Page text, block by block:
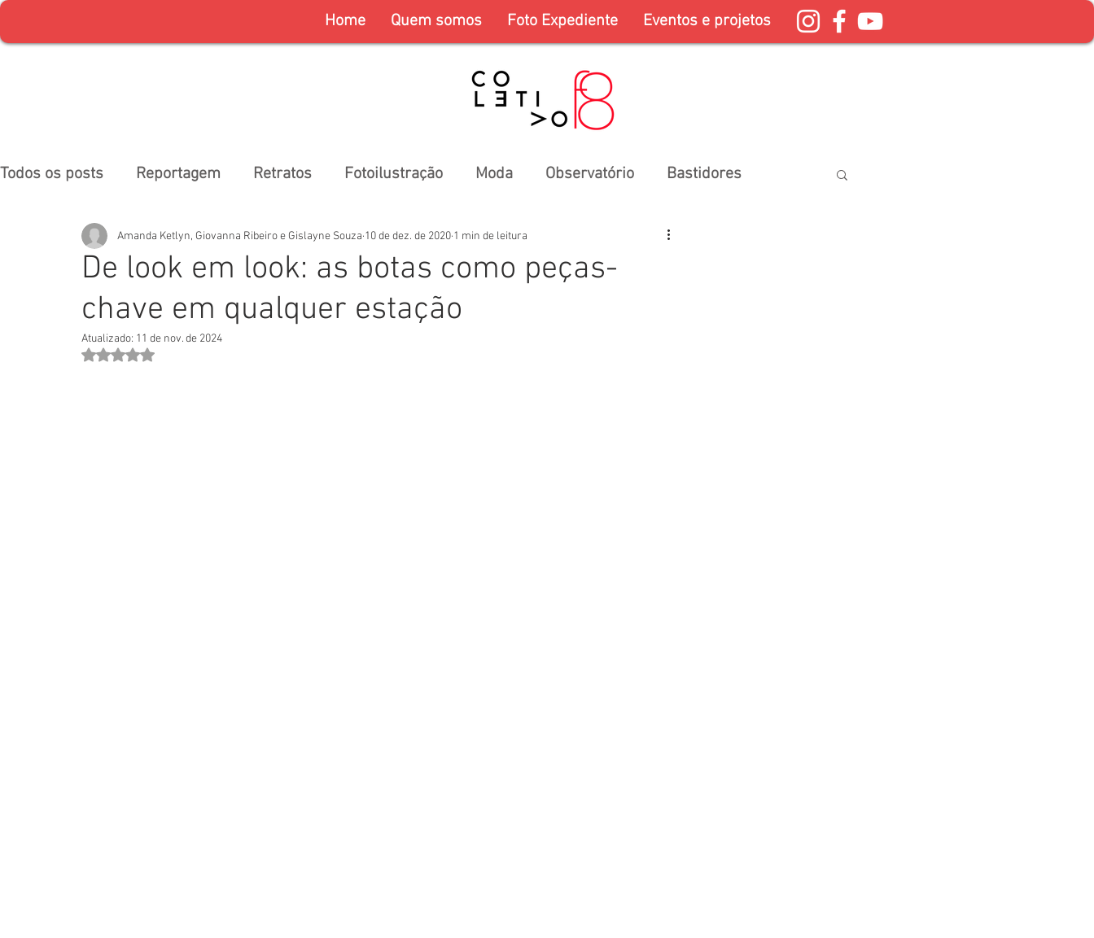
Home Quem somos Foto Expediente Eventos e projetos
Todos os posts Reportagem Retratos Fotoilustração Moda Observatório Bastidores
De look em look: as botas como peças-
chave em qualquer estação
Amanda Ketlyn, Giovanna Ribeiro e Gislayne Souza 10 de dez. de 2020 1 min de leitura
Atualizado: 11 de nov. de 2024
Avaliado com NaN de 5 estrelas.